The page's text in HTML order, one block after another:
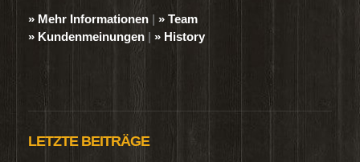
» Mehr Informationen | » Team
» Kundenmeinungen | » History
LETZTE BEITRÄGE